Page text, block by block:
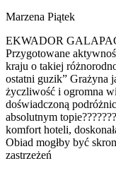
Marzena Piątek
EKWADOR
Przygotowane
kraju o takiej
ostatni guzik” Grażyna
życzliwość i ogromna
doświadczoną
absolutnym
komfort hoteli,
Obiad mogłby być
zastrzeżeń